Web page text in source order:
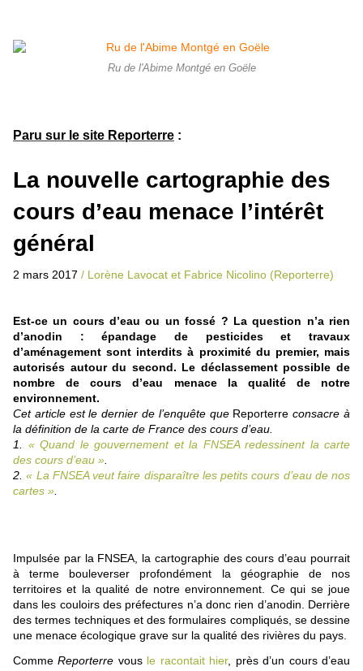
Ru de l'Abime Montgé en Goële
Paru sur le site Reporterre :
La nouvelle cartographie des
cours d’eau menace l’intérêt
général
2 mars 2017 / Lorène Lavocat et Fabrice Nicolino (Reporterre)
Est-ce un cours d’eau ou un fossé ? La question n’a rien
d’anodin : épandage de pesticides et travaux
d’aménagement sont interdits à proximité du premier, mais
autorisés autour du second. Le déclassement possible de
nombre de cours d’eau menace la qualité de notre
environnement.
Cet article est le dernier de l’enquête que Reporterreconsacre à
la définition de la carte de France des cours d’eau.
1. « Quand le gouvernement et la FNSEAredessinent la carte
des cours d’eau »
2.« La FNSEAveut faire disparaître les petits cours d’eau de nos
cartes »
Impulsée par la FNSEA , la cartographie des cours d’eau pourrait
à terme bouleverser profondément la géographie de nos
territoires et la qualité de notre environnement. Ce qui se joue
dans les couloirs des préfectures n’a donc rien d’anodin. Derrière
des termes techniques et des formulaires compliqués, se dessine
une menace écologique grave sur la qualité des rivières du pays.
CommeReporterre vous le racontait hier, près d’un cours d’eau